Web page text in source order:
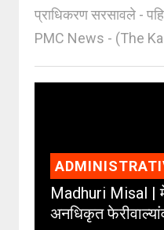
प्राधिकरण सरसावले -
PMC News - (The Ka
Madhuri Misal |
अनधिकृत